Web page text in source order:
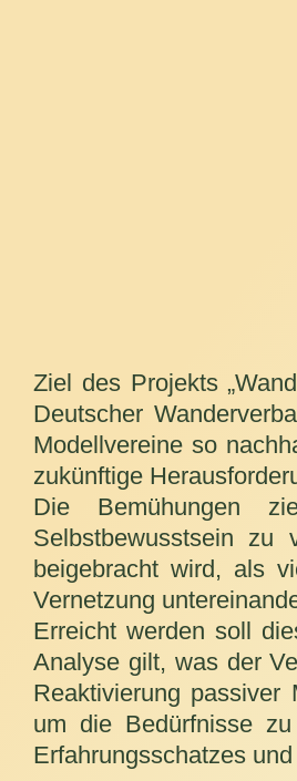
Ziel des Projekts
Deutscher
Modellvereine so
zukünftige
Die Bemühungen
Selbstbewusstsein zu
beigebracht wird, als
Vernetzung
Erreicht werden soll
Analyse gilt, was der
Reaktivierung passiver
um die Bedürfnisse
Erfahrungsschatzes